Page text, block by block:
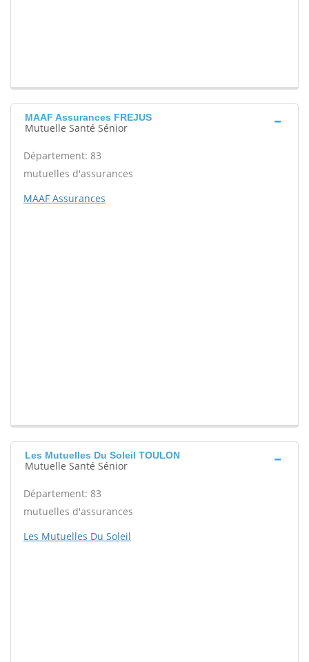
MAAF Assurances FREJUS
Mutuelle Santé Sénior
Département: 83
mutuelles d'assurances
MAAF Assurances
Les Mutuelles Du Soleil TOULON
Mutuelle Santé Sénior
Département: 83
mutuelles d'assurances
Les Mutuelles Du Soleil